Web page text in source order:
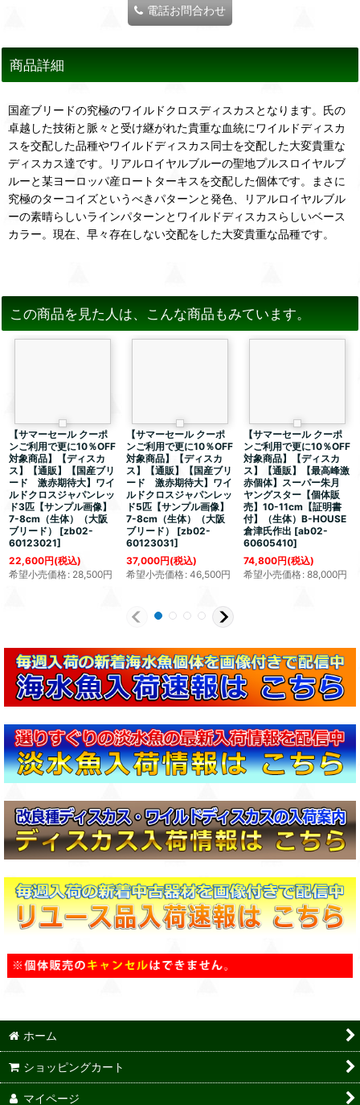
電話お問合わせ
商品詳細
国産ブリードの究極のワイルドクロスディスカスとなります。氏の
卓越した技術と脈々と受け継がれた貴重な血統にワイルドディスカ
スを交配した品種やワイルドディスカス同士を交配した大変貴重な
ディスカス達です。リアルロイヤルブルーの聖地プルスロイヤルブ
ルーと某ヨーロッパ産ロートターキスを交配した個体です。まさに
究極のターコイズというべきパターンと発色、リアルロイヤルブル
ーの素晴らしいラインパターンとワイルドディスカスらしいベース
カラー。現在、早々存在しない交配をした大変貴重な品種です。
この商品を見た人は、こんな商品もみています。
【サマーセール クーポ
ンご利用で更に10％OFF
対象商品】【ディスカ
ス】【通販】【国産ブリ
ード 激赤期待大】ワイ
ルドクロスジャパンレッ
ド3匹【サンプル画像】
7-8cm（生体）（大阪
ブリード）
[zb02-
60123021]
22,600円(税込)
希望小売価格: 28,500円
【サマーセール クーポ
ンご利用で更に10％OFF
対象商品】【ディスカ
ス】【通販】【国産ブリ
ード 激赤期待大】ワイ
ルドクロスジャパンレッ
ド5匹【サンプル画像】
7-8cm（生体）（大阪
ブリード）
[zb02-
60123031]
37,000円(税込)
希望小売価格: 46,500円
【サマーセール クーポ
ンご利用で更に10％OFF
対象商品】【ディスカ
ス】【通販】【最高峰激
赤個体】スーパー朱月
ヤングスター【個体販
売】10-11cm【証明書
付】（生体）B-HOUSE
倉津氏作出 [ab02-
60605410]
74,800円(税込)
希望小売価格: 88,000円
ホーム
ショッピングカート
マイページ